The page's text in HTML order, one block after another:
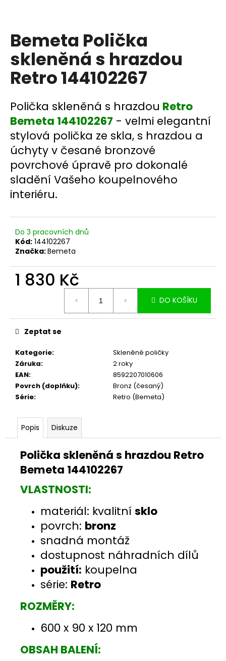
Bemeta Polička
skleněná s hrazdou
Retro 144102267
Polička skleněná s hrazdou Retro
Bemeta 144102267 - velmi elegantní
stylová polička ze skla, s hrazdou a
úchyty v česané bronzové
povrchové úpravě pro dokonalé
sladění Vašeho koupelnového
interiéru.
Do 3 pracovních dnů
Kód: 144102267
Značka:Bemeta
1 830 Kč
DO KOŠÍKU
Kategorie:
Skleněné poličky
Záruka:
2 roky
EAN:
8592207010606
Povrch (doplňku):
Bronz (česaný)
Série: Retro (Bemeta)
Zeptat se
Popis Diskuze
Polička skleněná s hrazdou Retro
Bemeta 144102267
VLASTNOSTI:
materiál: kvalitní sklo
povrch: bronz
snadná montáž
dostupnost náhradních dílů
použití: koupelna
série: Retro
ROZMĚRY:
600 x 90 x 120 mm
OBSAH BALENÍ:
í
t
?
HLEDAT
D
o
p
o
u
č
u
m